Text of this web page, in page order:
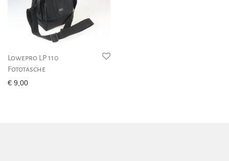
Lowepro LP 110
Fototasche
€ 9,00